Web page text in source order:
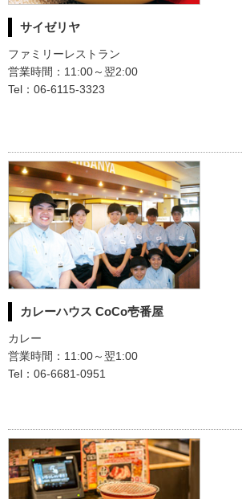
サイゼリヤ
ファミリーレストラン
営業時間：11:00～翌2:00
Tel：06-6115-3323
カレーハウス CoCo壱番屋
カレー
営業時間：11:00～翌1:00
Tel：06-6681-0951